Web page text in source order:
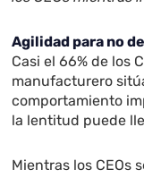
Agilidad para no
Casi el 66% de los
manufacturero
comportamiento
la lentitud puede
Mientras los CEOs